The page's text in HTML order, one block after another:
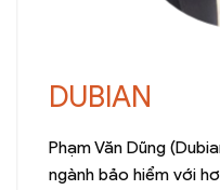
DUBIAN
Phạm Văn Dũng
ngành bảo hiểm với